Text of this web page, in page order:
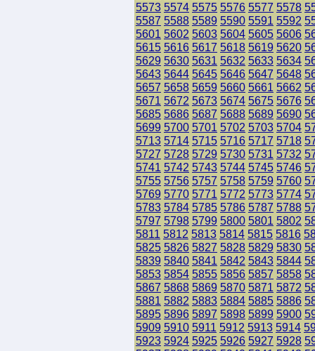
5573 5574 5575 5576 5577 5578
5587 5588 5589 5590 5591 5592
5601 5602 5603 5604 5605 5606
5615 5616 5617 5618 5619 5620
5629 5630 5631 5632 5633 5634
5643 5644 5645 5646 5647 5648
5657 5658 5659 5660 5661 5662
5671 5672 5673 5674 5675 5676
5685 5686 5687 5688 5689 5690
5699 5700 5701 5702 5703 5704
5713 5714 5715 5716 5717 5718
5727 5728 5729 5730 5731 5732
5741 5742 5743 5744 5745 5746
5755 5756 5757 5758 5759 5760
5769 5770 5771 5772 5773 5774
5783 5784 5785 5786 5787 5788
5797 5798 5799 5800 5801 5802
5811 5812 5813 5814 5815 5816
5825 5826 5827 5828 5829 5830
5839 5840 5841 5842 5843 5844
5853 5854 5855 5856 5857 5858
5867 5868 5869 5870 5871 5872
5881 5882 5883 5884 5885 5886
5895 5896 5897 5898 5899 5900
5909 5910 5911 5912 5913 5914
5923 5924 5925 5926 5927 5928